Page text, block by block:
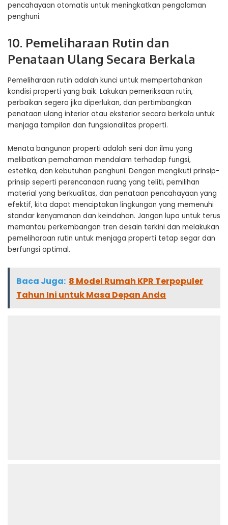
pencahayaan otomatis untuk meningkatkan pengalaman
penghuni.
10. Pemeliharaan Rutin dan
Penataan Ulang Secara Berkala
Pemeliharaan rutin adalah kunci untuk mempertahankan
kondisi properti yang baik. Lakukan pemeriksaan rutin,
perbaikan segera jika diperlukan, dan pertimbangkan
penataan ulang interior atau eksterior secara berkala untuk
menjaga tampilan dan fungsionalitas properti.
Menata bangunan properti adalah seni dan ilmu yang
melibatkan pemahaman mendalam terhadap fungsi,
estetika, dan kebutuhan penghuni. Dengan mengikuti prinsip-
prinsip seperti perencanaan ruang yang teliti, pemilihan
material yang berkualitas, dan penataan pencahayaan yang
efektif, kita dapat menciptakan lingkungan yang memenuhi
standar kenyamanan dan keindahan. Jangan lupa untuk terus
memantau perkembangan tren desain terkini dan melakukan
pemeliharaan rutin untuk menjaga properti tetap segar dan
berfungsi optimal.
Baca Juga: 8 Model Rumah KPR Terpopuler
Tahun Ini untuk Masa Depan Anda